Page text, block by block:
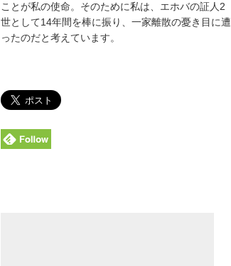
ことが私の使命。そのために私は、エホバの証人2
世として14年間を棒に振り、一家離散の憂き目に遭
ったのだと考えています。